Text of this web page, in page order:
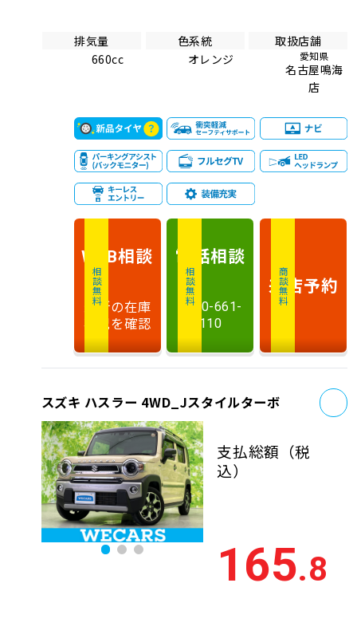
排気量
660cc
色系統
オレンジ
取扱店舗
愛知県
名古屋鳴海
店
相談無料
WEB相談
最新の在庫
状況を確認
相談無料
電話相談
0120-661-
110
商談無料
来店予約
スズキ ハスラー 4WD_Jスタイルターボ
支払総額 （税
込）
165.8